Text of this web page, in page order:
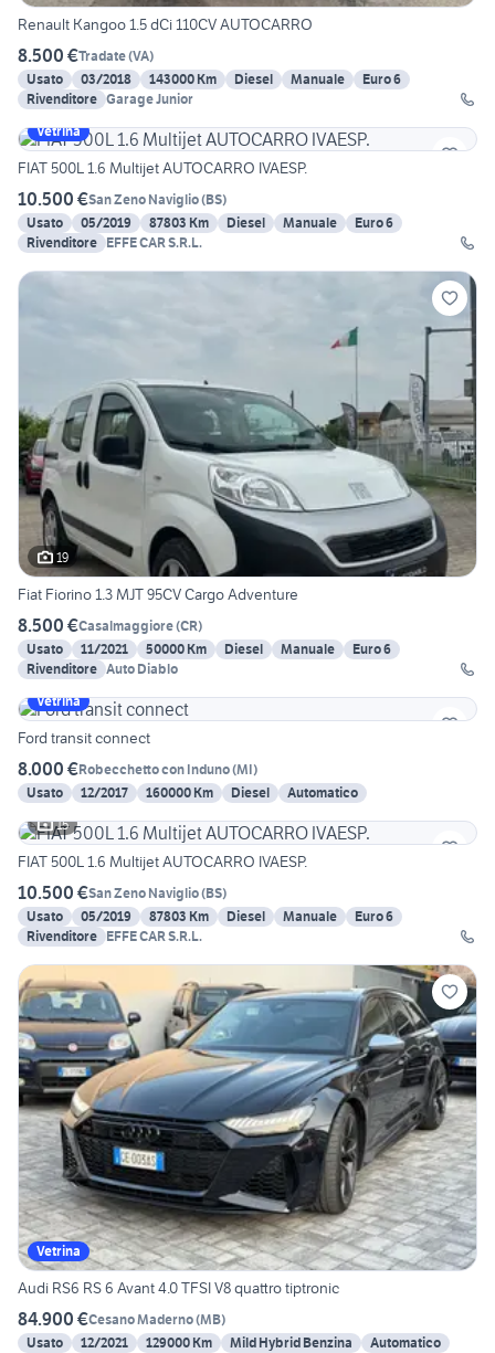
Renault Kangoo 1.5 dCi 110CV AUTOCARRO
8.500 €Tradate(VA)
Usato
03/2018 143000 Km Diesel Manuale
Euro 6
Rivenditore Garage Junior
Vetrina
FIAT 500L 1.6 Multijet AUTOCARRO IVAESP.
10.500 €San Zeno Naviglio(BS)
Usato
05/2019 87803 Km Diesel Manuale
Euro 6
Rivenditore EFFE CAR S.R.L.
19
Fiat Fiorino 1.3 MJT 95CV Cargo Adventure
8.500 €Casalmaggiore(CR)
Usato
11/2021 50000 Km Diesel Manuale
Euro 6
Rivenditore Auto Diablo
Vetrina
Ford transit connect
8.000 €Robecchetto con Induno(MI)
Usato
12/2017 160000 Km Diesel
Automatico
15
FIAT 500L 1.6 Multijet AUTOCARRO IVAESP.
10.500 €San Zeno Naviglio(BS)
Usato
05/2019 87803 Km Diesel Manuale
Euro 6
Rivenditore EFFE CAR S.R.L.
Vetrina
Audi RS6 RS 6 Avant 4.0 TFSI V8 quattro tiptronic
84.900 €Cesano Maderno(MB)
Usato
12/2021 129000 Km Mild Hybrid Benzina
Automatico